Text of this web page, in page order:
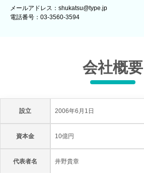
メールアドレス：shukatsu@type.jp
電話番号：03-3560-3594
会社概要
設立 2006年6月1日
資本金 10億円
代表者名 井野貴章